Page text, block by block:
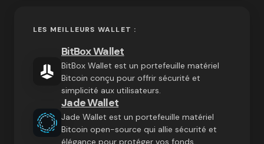
LES MEILLEURS WALLET :
BitBox Wallet
BitBox Wallet est un portefeuille matériel
Bitcoin conçu pour offrir sécurité et
simplicité aux utilisateurs.
Jade Wallet
Jade Wallet est un portefeuille matériel
Bitcoin open-source qui allie sécurité et
élégance pour protéger vos fonds.